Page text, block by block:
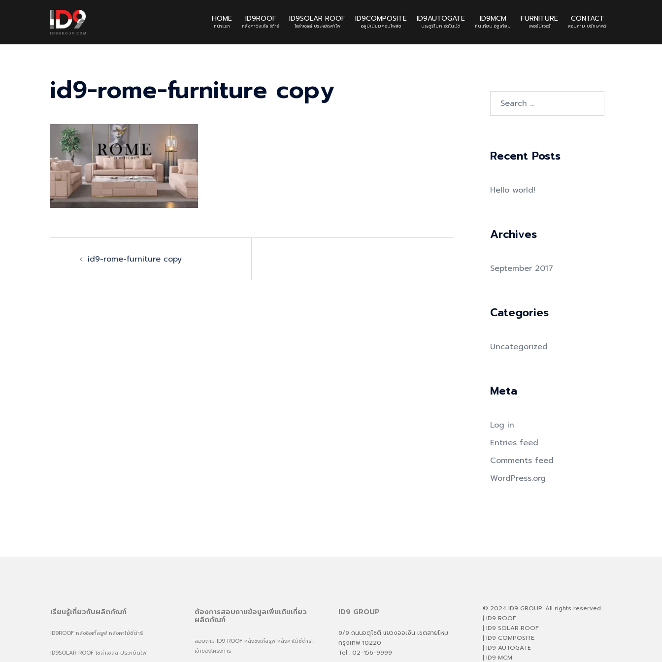
HOME
หน้าแรก
ID9ROOF
หลังคาชิงเกิ้ล ซีด้าร์
ID9SOLAR ROOF
โซล่าเซลล์ ประหยัดค่าไฟ
ID9COMPOSITE
อลูมิเนียมคอมโพสิต
ID9AUTOGATE
ประตูรีโมท อัตโนมัติ
ID9MCM
หินเทียม อิฐเทียม
FURNITURE
เฟอร์นิเจอร์
CONTACT
สอบถาม ปรึกษาฟรี
id9-rome-furniture copy
Postid9-rome-furniture copy
for:
Recent Posts
Hello world!
Archives
September 2017
Categories
Uncategorized
Meta
Log in
Entries feed
Comments feed
WordPress.org
เรียนรู้เกี่ยวกับผลิตภัณฑ์
ID9ROOF หลังชิงเกิ้ลรูฟ หลังคาไม้ซีด้าร์
ID9SOLAR ROOF โซล่าเซลล์ ประหยัดไฟ
ต้องการสอบถามข้อมูลเพิ่มเติมเกี่ยว
ผลิตภัณฑ์
สอบถาม ID9 ROOF หลังชิงเกิ้ลรูฟ หลังคาไม้ซีด้าร์ :
เจ้าของโครงการ
ID9 GROUP
9/9 ถนนจตุโชติ แขวงออเงิน เขตสายไหม
กรุงเทพ 10220
Tel : 02-156-9999
© 2024 ID9 GROUP. All rights reserved
| ID9 ROOF
| ID9 SOLAR ROOF
| ID9 COMPOSITE
| ID9 AUTOGATE
| ID9 MCM